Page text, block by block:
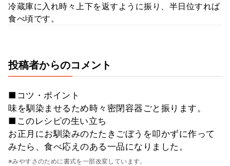
冷蔵庫に入れ時々上下を返すように振り、半日位すれば
食べ頃です。
投稿者からのコメント
■コツ・ポイント
味を馴染ませるため時々密閉容器ごと振ります。
■このレシピの生い立ち
お正月にお馴染みのたたきごぼうを叩かずに作って
みたら、食べ応えのある一品になりました。
※みやすさのために書式を一部改変しています。